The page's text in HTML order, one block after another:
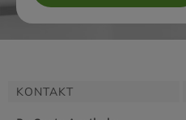
KONTAKT